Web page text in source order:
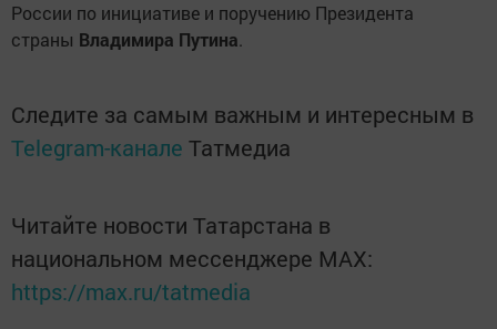
России по инициативе и поручению Президента
страны Владимира Путина.
Следите за самым важным и интересным в
Telegram-канале Татмедиа
Читайте новости Татарстана в
национальном мессенджере MАХ:
https://max.ru/tatmedia